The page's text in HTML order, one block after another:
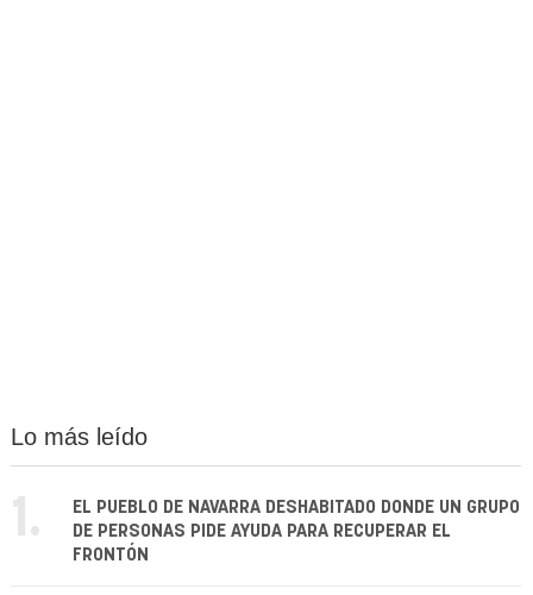
Lo más leído
1.
EL PUEBLO DE NAVARRA DESHABITADO DONDE UN GRUPO
DE PERSONAS PIDE AYUDA PARA RECUPERAR EL
FRONTÓN